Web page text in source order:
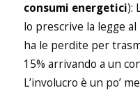
consumi energetici):
lo prescrive la legge
ha le perdite per
15% arrivando a un
L’involucro è un po’